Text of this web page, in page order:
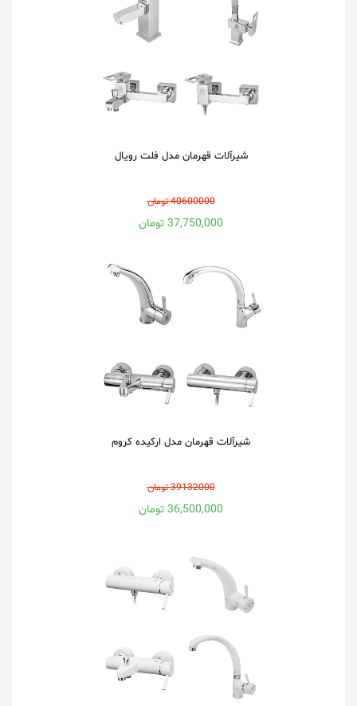
شیرآلات قهرمان مدل فلت رویال
40600000 تومان
37,750,000 تومان
شیرآلات قهرمان مدل ارکیده کروم
39132000 تومان
36,500,000 تومان